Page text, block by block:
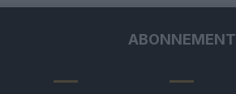
ABONNEMENT